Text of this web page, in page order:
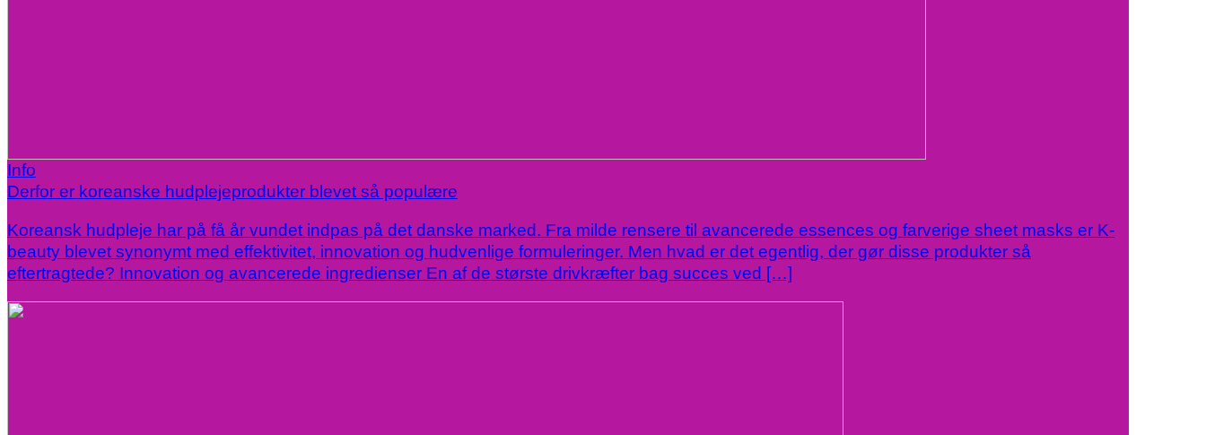
Info
Derfor er koreanske hudplejeprodukter blevet så populære
Koreansk hudpleje har på få år vundet indpas på det danske marked. Fra milde rensere til avancerede essences og farverige sheet masks er K-
beauty blevet synonymt med effektivitet, innovation og hudvenlige formuleringer. Men hvad er det egentlig, der gør disse produkter så
eftertragtede? Innovation og avancerede ingredienser En af de største drivkræfter bag succes ved […]